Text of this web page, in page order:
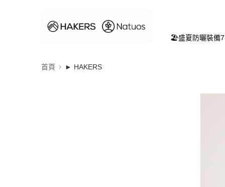
🏖️盛夏防曬裝備
首頁 ► HAKERS